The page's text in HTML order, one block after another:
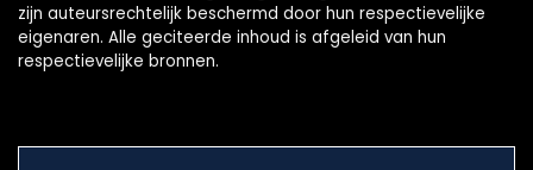
zijn auteursrechtelijk beschermd door hun respectievelijke
eigenaren. Alle geciteerde inhoud is afgeleid van hun
respectievelijke bronnen.